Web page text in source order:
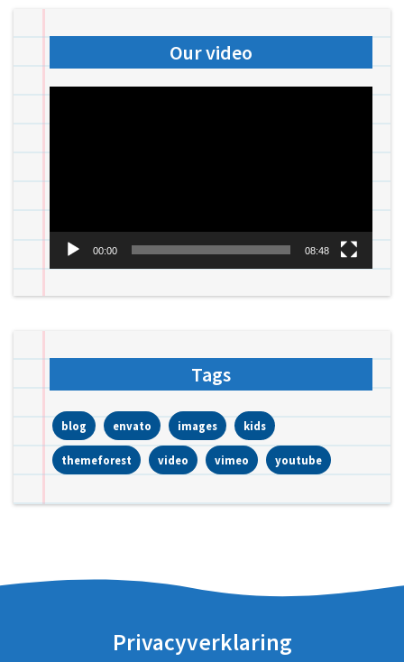
Our video
00:00 08:48
Tags
blog envato images kids
themeforest video vimeo youtube
Privacyverklaring